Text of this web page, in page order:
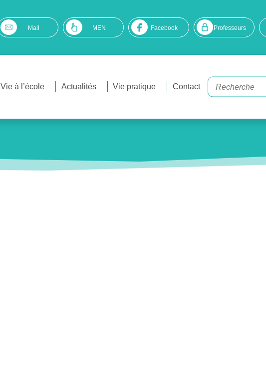
Mail MEN Facebook Professeurs
Vie à l’école Actualités Vie pratique Contact